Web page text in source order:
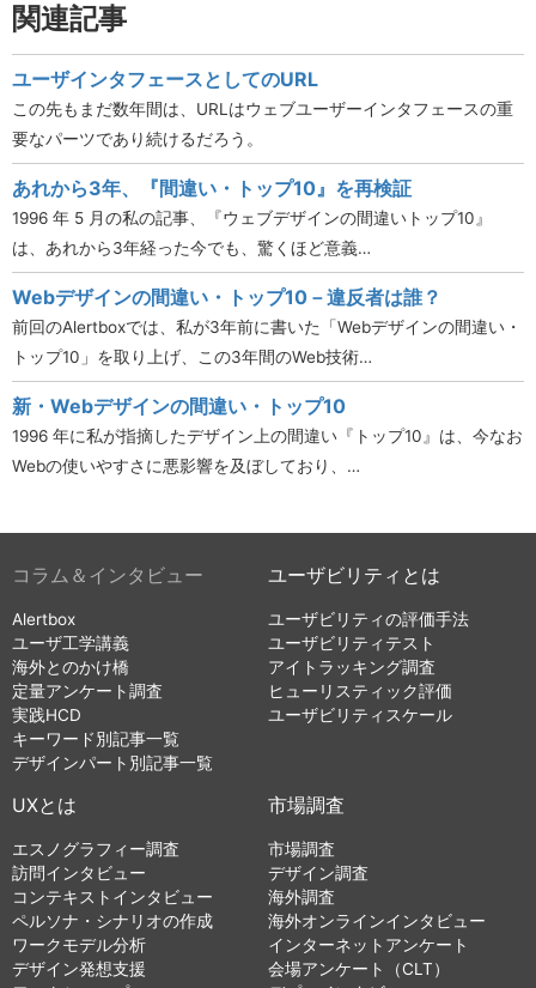
関連記事
ユーザインタフェースとしてのURL
この先もまだ数年間は、URLはウェブユーザーインタフェースの重
要なパーツであり続けるだろう。
あれから3年、『間違い・トップ10』を再検証
1996 年 5 月の私の記事、『ウェブデザインの間違いトップ10』
は、あれから3年経った今でも、驚くほど意義…
Webデザインの間違い・トップ10－違反者は誰？
前回のAlertboxでは、私が3年前に書いた「Webデザインの間違い・
トップ10」を取り上げ、この3年間のWeb技術…
新・Webデザインの間違い・トップ10
1996 年に私が指摘したデザイン上の間違い『トップ10』は、今なお
Webの使いやすさに悪影響を及ぼしており、…
コラム＆インタビュー
Alertbox
ユーザ工学講義
海外とのかけ橋
定量アンケート調査
実践HCD
キーワード別記事一覧
デザインパート別記事一覧
ユーザビリティとは
ユーザビリティの評価手法
ユーザビリティテスト
アイトラッキング調査
ヒューリスティック評価
ユーザビリティスケール
UXとは
エスノグラフィー調査
訪問インタビュー
コンテキストインタビュー
ペルソナ・シナリオの作成
ワークモデル分析
デザイン発想支援
市場調査
市場調査
デザイン調査
海外調査
海外オンラインインタビュー
インターネットアンケート
会場アンケート（CLT）